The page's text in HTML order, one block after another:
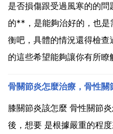
是否損傷跟受過風寒的的
的**，是能夠治好的，也
衡吧，具體的情況還得檢
的這些希望能夠讓你有所瞭
骨關節炎怎麼治療，骨性關
膝關節炎該怎麼 骨性關節
後，想要 是根據嚴重的程